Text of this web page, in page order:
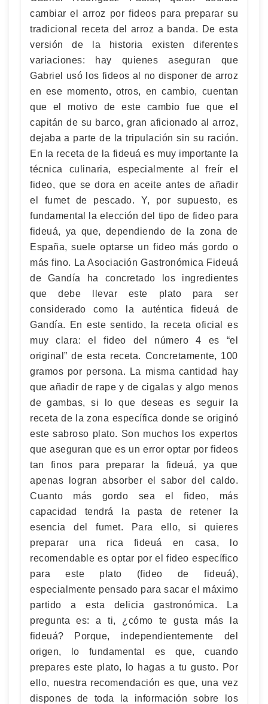
cambiar el arroz por fideos para preparar su
tradicional receta del arroz a banda. De esta
versión de la historia existen diferentes
variaciones: hay quienes aseguran que
Gabriel usó los fideos al no disponer de arroz
en ese momento, otros, en cambio, cuentan
que el motivo de este cambio fue que el
capitán de su barco, gran aficionado al arroz,
dejaba a parte de la tripulación sin su ración.
En la receta de la fideuá es muy importante la
técnica culinaria, especialmente al freír el
fideo, que se dora en aceite antes de añadir
el fumet de pescado. Y, por supuesto, es
fundamental la elección del tipo de fideo para
fideuá, ya que, dependiendo de la zona de
España, suele optarse un fideo más gordo o
más fino. La Asociación Gastronómica Fideuá
de Gandía ha concretado los ingredientes
que debe llevar este plato para ser
considerado como la auténtica fideuá de
Gandía. En este sentido, la receta oficial es
muy clara: el fideo del número 4 es “el
original” de esta receta. Concretamente, 100
gramos por persona. La misma cantidad hay
que añadir de rape y de cigalas y algo menos
de gambas, si lo que deseas es seguir la
receta de la zona específica donde se originó
este sabroso plato. Son muchos los expertos
que aseguran que es un error optar por fideos
tan finos para preparar la fideuá, ya que
apenas logran absorber el sabor del caldo.
Cuanto más gordo sea el fideo, más
capacidad tendrá la pasta de retener la
esencia del fumet. Para ello, si quieres
preparar una rica fideuá en casa, lo
recomendable es optar por el fideo específico
para este plato (fideo de fideuá),
especialmente pensado para sacar el máximo
partido a esta delicia gastronómica. La
pregunta es: a ti, ¿cómo te gusta más la
fideuá? Porque, independientemente del
origen, lo fundamental es que, cuando
prepares este plato, lo hagas a tu gusto. Por
ello, nuestra recomendación es que, una vez
dispones de toda la información sobre los